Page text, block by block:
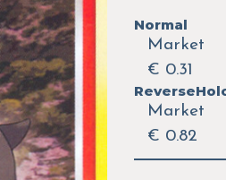
Normal
Market
€ 0.31
Market
€ 0.82